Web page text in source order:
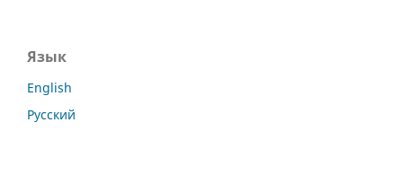
Язык
English
Русский